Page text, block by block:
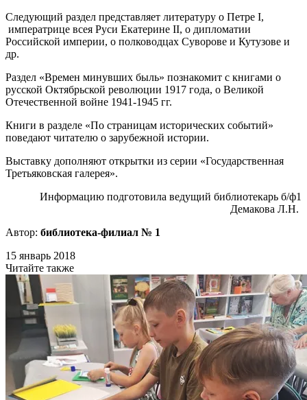
Следующий раздел представляет литературу о Петре I,
императрице всея Руси Екатерине II, о дипломатии
Российской империи, о полководцах Суворове и Кутузове и
др.
Раздел «Времен минувших быль» познакомит с книгами о
русской Октябрьской революции 1917 года, о Великой
Отечественной войне 1941-1945 гг.
Книги в разделе «По страницам исторических событий»
поведают читателю о зарубежной истории.
Выставку дополняют открытки из серии «Государственная
Третьяковская галерея».
Информацию подготовила ведущий библиотекарь б/ф1
Демакова Л.Н.
Автор: библиотека-филиал № 1
15 январь 2018
Читайте также